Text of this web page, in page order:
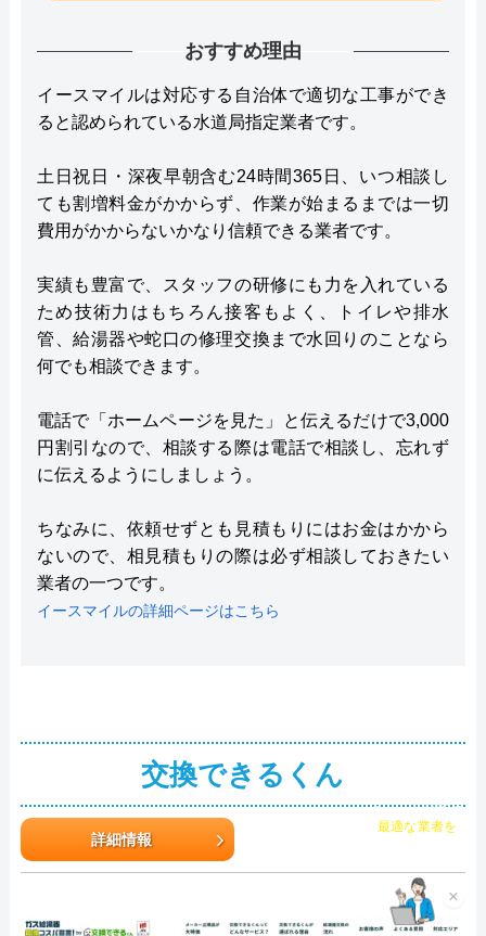
おすすめ理由
イースマイルは対応する自治体で適切な工事ができ
ると認められている水道局指定業者です。
土日祝日・深夜早朝含む24時間365日、いつ相談し
ても割増料金がかからず、作業が始まるまでは一切
費用がかからないかなり信頼できる業者です。
実績も豊富で、スタッフの研修にも力を入れている
ため技術力はもちろん接客もよく、トイレや排水
管、給湯器や蛇口の修理交換まで水回りのことなら
何でも相談できます。
電話で「ホームページを見た」と伝えるだけで3,000
円割引なので、相談する際は電話で相談し、忘れず
に伝えるようにしましょう。
ちなみに、依頼せずとも見積もりにはお金はかから
ないので、相見積もりの際は必ず相談しておきたい
業者の一つです。
イースマイルの詳細ページはこちら
交換できるくん
詳細情報
×
チャット診断で
最適な業者を
ご提案